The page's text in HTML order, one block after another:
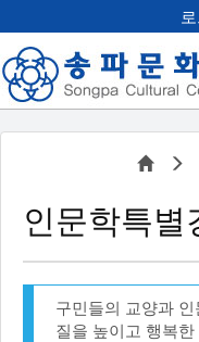
인문학특별
구민들의 교양과
질을 높이고 행복